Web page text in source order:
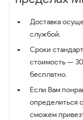
Доставка
службой.
Сроки
стоимость —
бесплатно.
Если Вам
определиться
сможем